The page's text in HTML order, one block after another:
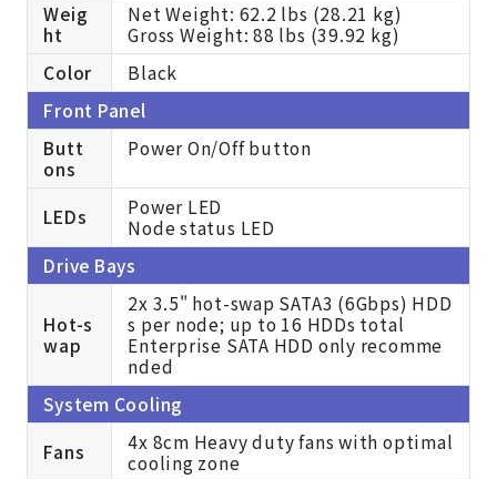
Weig
ht
Net Weight: 62.2 lbs (28.21 kg)
Gross Weight: 88 lbs (39.92 kg)
Color
Black
Front Panel
Butt
ons
Power On/Off button
LEDs
Power LED
Node status LED
Drive Bays
Hot-s
wap
2x 3.5" hot-swap SATA3 (6Gbps) HDD
s per node; up to 16 HDDs total
Enterprise SATA HDD only recomme
nded
System Cooling
Fans
4x 8cm Heavy duty fans with optimal
cooling zone